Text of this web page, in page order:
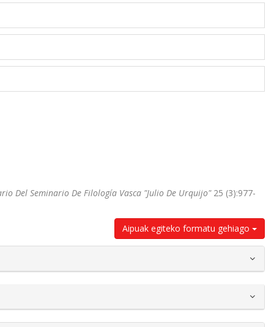
Del Seminario De Filología Vasca "Julio De Urquijo"25 (3):977-
Aipuak egiteko formatu gehiago